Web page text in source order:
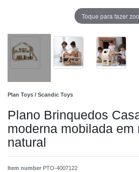
Toque para fazer
Plan Toys / Scandic Toys
Plano Brinquedos
moderna mobilada em
natural
Item number PTO-4007122